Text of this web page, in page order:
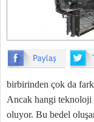
birbirinden çok da
Ancak hangi teknoloji
oluyor. Bu bedel